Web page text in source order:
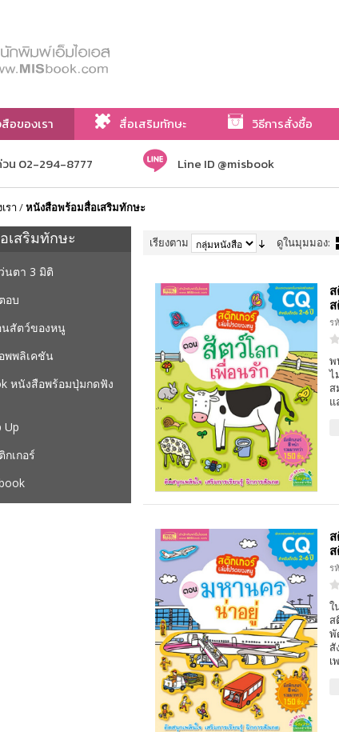
อของเรา สื่อเสริมทักษะ วิธีการสั่งซื้อ
น 02-294-8777 Line ID @misbook
รา /หนังสือพร้อมสื่อเสริมทักษะ
เสริมทักษะ
นตา 3 มิติ
อบ
นสัตว์ของหนู
พพลิเคชัน
หนังสือพร้อมปุ่มกดฟัง
Up
เกอร์
เรียงตาม ดูในมุมมอง:
ร
พ
ไ
ส
แ
ร
ใ
ส
พั
สั
เ